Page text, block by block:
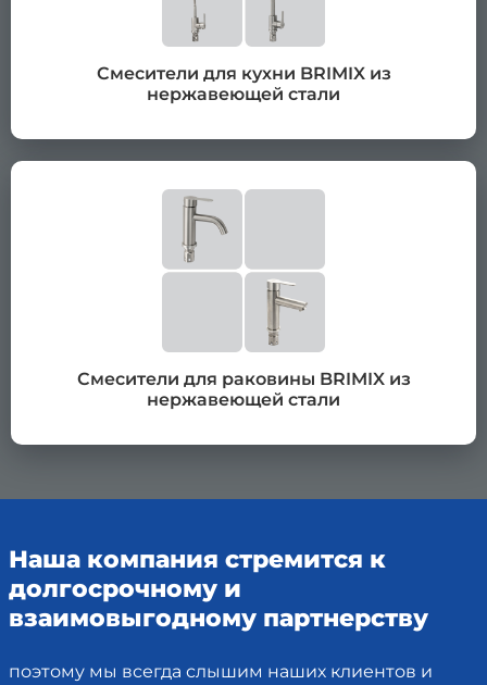
Смесители для кухни BRIMIX из
нержавеющей стали
Смесители для раковины BRIMIX из
нержавеющей стали
Наша компания стремится к
долгосрочному и
взаимовыгодному партнерству
поэтому мы всегда слышим наших клиентов и